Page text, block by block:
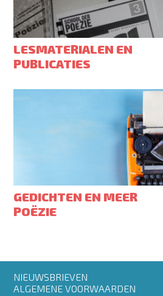
LESMATERIALEN EN
PUBLICATIES
GEDICHTEN EN MEER
POËZIE
Footer
menu
NIEUWSBRIEVEN
ALGEMENE VOORWAARDEN